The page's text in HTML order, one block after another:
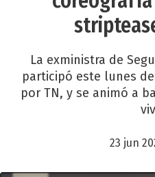
La exministra de
participó este lunes
por TN, y se animó a
23 jun